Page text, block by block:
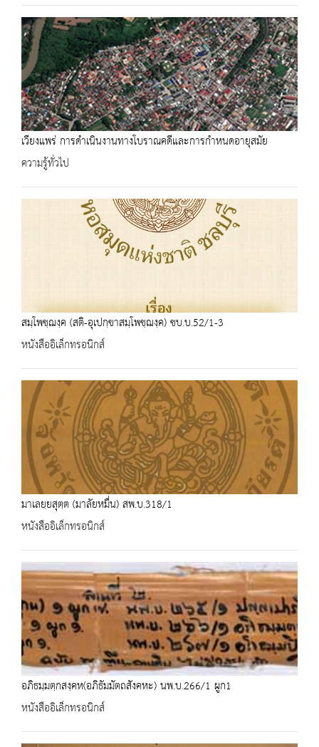
เวียงแพร่ การดำเนินงานทางโบราณคดีและการกำหนดอายุสมัย
ความรู้ทั่วไป
สมฺโพชฺฌงฺค (สติ-อุเปกฺขาสมฺโพชฺฌงฺค) ชบ.บ.52/1-3
หนังสืออิเล็กทรอนิกส์
มาเลยฺยสุตฺต (มาลัยหมื่น) สพ.บ.318/1
หนังสืออิเล็กทรอนิกส์
อภิธมฺมตฺกสงฺคห(อภิธัมมัตถสังคหะ) นพ.บ.266/1 ผูก1
หนังสืออิเล็กทรอนิกส์